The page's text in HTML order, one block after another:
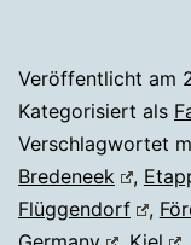
Veröffentlicht am
Kategorisiert als
Verschlagwortet
Bredeneek
,
Flüggendorf
,